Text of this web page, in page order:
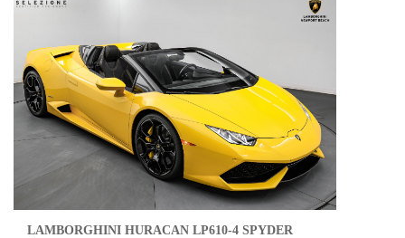
LAMBORGHINI HURACAN LP610-4 SPYDER